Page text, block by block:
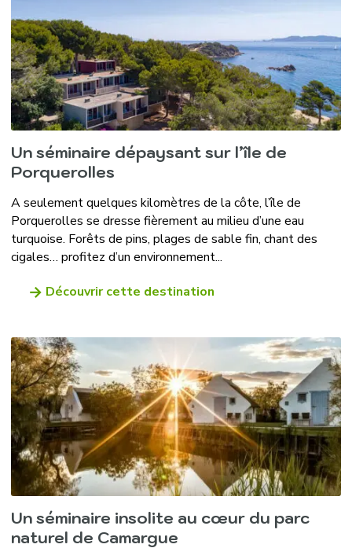
Un séminaire dépaysant sur l’île de
Porquerolles
A seulement quelques kilomètres de la côte, l’île de
Porquerolles se dresse fièrement au milieu d’une eau
turquoise. Forêts de pins, plages de sable fin, chant des
cigales… profitez d’un environnement...
Découvrir cette destination
Un séminaire insolite au cœur du parc
naturel de Camargue